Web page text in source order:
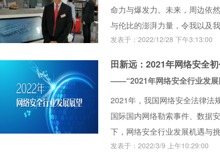
命力与爆发力。未来，周边依
与伦比的澎湃力量，令我以及
地的决心比以往任何时候都更
发表于：2022/12/28 下午3:13:00
田新远：2021年网络安全
——“2021年网络安全行业发展
2021年，我国网络安全法律法
国际国内网络勒索事件、数据
下，网络安全行业发展机遇与
重中之重。因此，本刊特组织
发表于：2022/3/9 上午10:29:00